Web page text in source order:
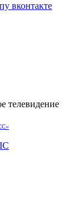
вконтакте